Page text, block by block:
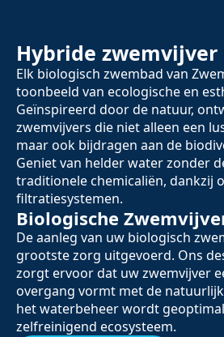
Hybride zwemvijver
Elk biologisch zwembad van
toonbeeld van ecologische en
Geïnspireerd door de natuur,
zwemvijvers die niet alleen een
maar ook bijdragen aan de
Geniet van helder water zonder
traditionele chemicaliën, dankzij
filtratiesystemen.
Biologische
De aanleg van uw biologisch
grootste zorg uitgevoerd. Ons
zorgt ervoor dat uw zwemvijver
overgang vormt met de
het waterbeheer wordt
zelfreinigend ecosysteem.